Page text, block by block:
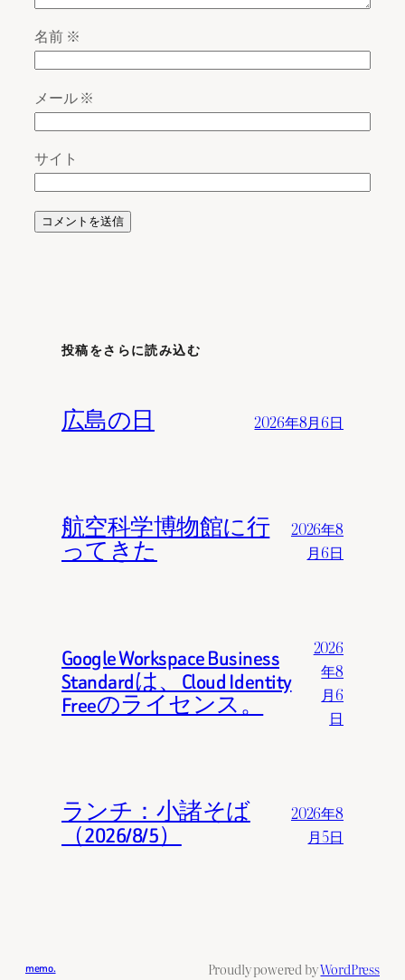
名前 ※
メール※
サイト
投稿をさらに読み込む
広島の日 2026年8月6日
航空科学博物館に行
ってきた
2026年8
月6日
Google Workspace Business
Standardは、Cloud Identity
Freeのライセンス。
2026
年8
月6
日
ランチ：小諸そば
（2026/8/5）
2026年8
月5日
memo. Proudly powered byWordPress